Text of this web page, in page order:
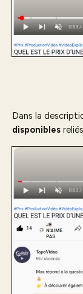
Dans la
disponibles